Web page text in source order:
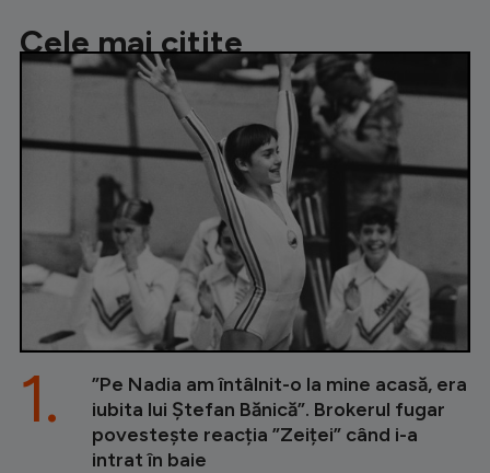
Cele mai citite
”Pe Nadia am întâlnit-o la mine acasă, era
iubita lui Ștefan Bănică”. Brokerul fugar
povestește reacția ”Zeiței” când i-a
intrat în baie
1.